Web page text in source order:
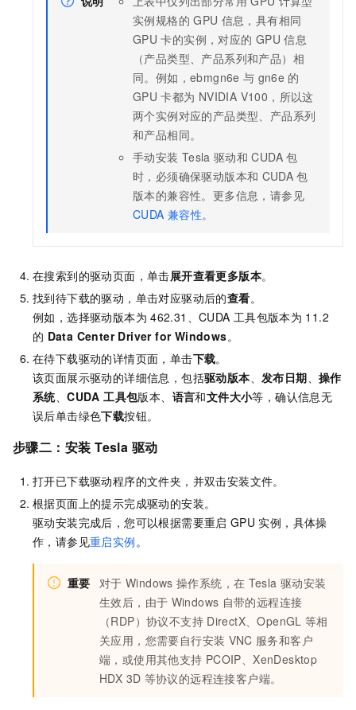
实例规格的 GPU 信息，具有相同
GPU 卡的实例，对应的 GPU 信息
（产品类型、产品系列和产品）相
同。例如，ebmgn6e 与 gn6e 的
GPU 卡都为 NVIDIA V100，所以这
两个实例对应的产品类型、产品系列
和产品相同。
手动安装 Tesla 驱动和 CUDA 包
时，必须确保驱动版本和 CUDA 包
版本的兼容性。更多信息，请参见
CUDA 兼容性。
在搜索到的驱动页面，单击展开查看更多版本。
找到待下载的驱动，单击对应驱动后的查看。
例如，选择驱动版本为 462.31、CUDA 工具包版本为 11.2
的 Data Center Driver for Windows。
在待下载驱动的详情页面，单击下载。
该页面展示驱动的详细信息，包括驱动版本 发布日期 、操作
系统、CUDA 工具包版本、 语言和文件大小等，确认信息无
误后单击绿色下载按钮。
步骤二：安装 Tesla 驱动
打开已下载驱动程序的文件夹，并双击安装文件。
根据页面上的提示完成驱动的安装。
驱动安装完成后，您可以根据需要重启 GPU 实例，具体操
作，请参见重启实例 。
重要 对于 Windows 操作系统，在 Tesla 驱动安装
生效后，由于 Windows 自带的远程连接
（RDP）协议不支持 DirectX、OpenGL 等相
关应用，您需要自行安装 VNC 服务和客户
端，或使用其他支持 PCOIP、XenDesktop
HDX 3D 等协议的远程连接客户端。